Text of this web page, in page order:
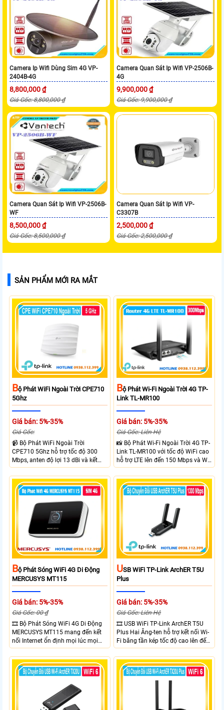
Camera Ip Wifi Dùng Sim 4G VP-
2404B-4G
8,800,000 ₫
Giá Gốc: 8,800,000 ₫
Camera Quan Sát Ip Wifi VP-2506B-
4G
9,900,000 ₫
Giá Gốc: 9,900,000 ₫
Camera Quan Sát Ip Wifi VP-2506B-
WF
8,500,000 ₫
Giá Gốc: 8,500,000 ₫
Camera Quan Sát Ip Wifi VP-
C3307B
2,500,000 ₫
Giá Gốc: 2,500,000 ₫
SẢN PHẨM MỚI RA MẮT
BỘ Phát WiFi Ngoài Trời CPE710
5Ghz
Giá bán: 5%-35%
Giá Gốc:
📹 Bộ Phát WiFi Ngoài Trời
CPE710 5Ghz hỗ trợ tốc độ 300
Mbps, anten độ lợi 13 dBi và kết
nối đường dài trên 10 km trong
điều kiện phù hợp. Trang bị cổng
Ethernet Shielded 10/100 Mbps, hỗ
trợ PoE Passive, MAXtream TDMA,
quản lý tập trung và phân tích
quang phổ. Chuẩn IPX5 giúp tăng
khả năng chống chịu thời tiết.
BỘ Phát Wi-Fi Ngoài Trời 4G TP-
Link TL-MR100
Giá bán: 5%-35%
Giá Gốc: Liên Hệ
📸 Bộ Phát Wi-Fi Ngoài Trời 4G TP-
Link TL-MR100 với tốc độ WiFi cao
hỗ trợ LTE lên đến 150 Mbps và Wi-
Fi 2.4 GHz lên đến 300 Mbps với
thiết kế với vỏ chống chịu thời tiết
chuẩn IP65, chống sét ±6kV và
chống tĩnh điện ±15kV
BỘ Phát Sóng WiFi 4G Di Động
MERCUSYS MT115
Giá bán: 5%-35%
Giá Gốc: 00 ₫
🎞 Bộ Phát Sóng WiFi 4G Di Động
MERCUSYS MT115 mang đến kết
nối Internet ổn định mọi lúc mọi
nơi với tốc độ 4G LTE tải xuống lên
đến 150Mbps. Chuẩn WiFi 6
AX300, pin 2400mAh hoạt động
đến 10 giờ và khả năng kết nối
USB WiFi TP-Link ArchER T5U
Plus
Giá bán: 5%-35%
Giá Gốc: Liên Hệ
🎞 USB WiFi TP-Link ArchER T5U
Plus Hai Ăng-ten hỗ trợ kết nối Wi-
Fi băng tần kép tốc độ cao lên đến
1300 Mbps. Hai ăng-ten ngoài kết
hợp công nghệ Beamforming giúp
tăng cường tín hiệu và vùng phủ
sóng. USB 3.0 cho tốc độ truyền dữ
và cài đặt dễ dàng không cần đĩa